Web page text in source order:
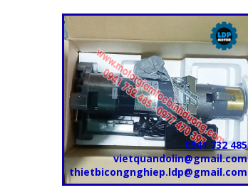
0941 732 485
vietquandolin@gmail.com
thietbicongnghiep.ldp@gmail.com